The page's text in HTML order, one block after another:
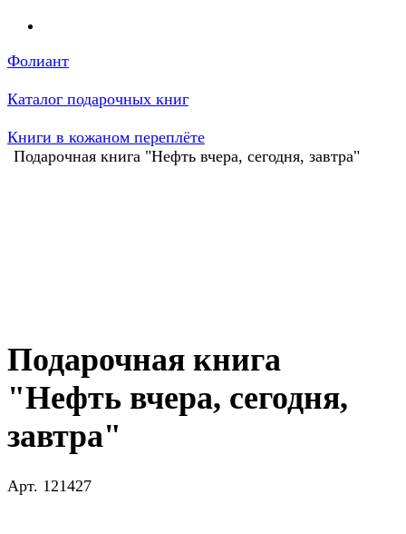
Фолиант
Каталог подарочных книг
Книги в кожаном переплёте
Подарочная книга "Нефть вчера, сегодня, завтра"
Подарочная книга
"Нефть вчера, сегодня,
завтра"
Арт. 121427